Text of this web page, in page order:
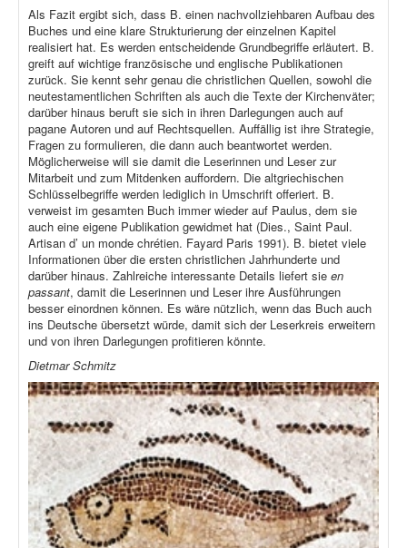
Als Fazit ergibt sich, dass B. einen nachvollziehbaren Aufbau des
Buches und eine klare Strukturierung der einzelnen Kapitel
realisiert hat. Es werden entscheidende Grundbegriffe erläutert. B.
greift auf wichtige französische und englische Publikationen
zurück. Sie kennt sehr genau die christlichen Quellen, sowohl die
neutestamentlichen Schriften als auch die Texte der Kirchenväter;
darüber hinaus beruft sie sich in ihren Darlegungen auch auf
pagane Autoren und auf Rechtsquellen. Auffällig ist ihre Strategie,
Fragen zu formulieren, die dann auch beantwortet werden.
Möglicherweise will sie damit die Leserinnen und Leser zur
Mitarbeit und zum Mitdenken auffordern. Die altgriechischen
Schlüsselbegriffe werden lediglich in Umschrift offeriert. B.
verweist im gesamten Buch immer wieder auf Paulus, dem sie
auch eine eigene Publikation gewidmet hat (Dies., Saint Paul.
Artisan d’ un monde chrétien. Fayard Paris 1991). B. bietet viele
Informationen über die ersten christlichen Jahrhunderte und
darüber hinaus. Zahlreiche interessante Details liefert sie en
passant, damit die Leserinnen und Leser ihre Ausführungen
besser einordnen können. Es wäre nützlich, wenn das Buch auch
ins Deutsche übersetzt würde, damit sich der Leserkreis erweitern
und von ihren Darlegungen profitieren könnte.
Dietmar Schmitz